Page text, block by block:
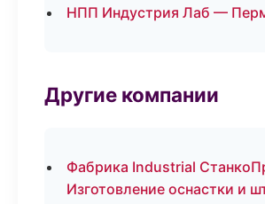
НПП Индустрия Лаб —
Другие компании
Фабрика Industrial
Изготовление оснастки и